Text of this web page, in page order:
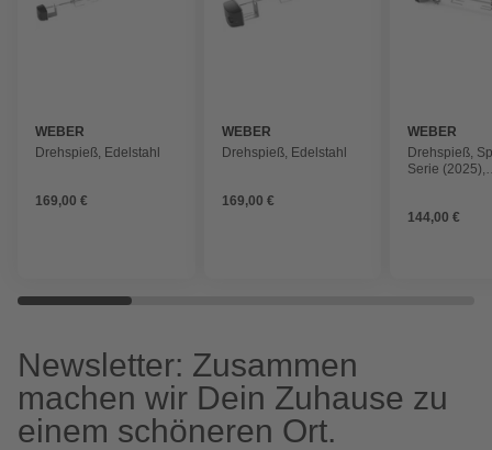
WEBER
Drehspieß, Edelstahl
169,00 €
WEBER
Drehspieß, Edelstahl
169,00 €
WEBER
Drehspieß,
Serie (2025),
144,00 €
Newsletter: Zusammen
machen wir Dein Zuhause zu
einem schöneren Ort.